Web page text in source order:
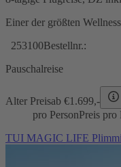
Einer der größten
253100Bestellnr.:
Pauschalreise
Alter Preisab €1.699,-
pro PersonPreis pro
TUI MAGIC LIFE